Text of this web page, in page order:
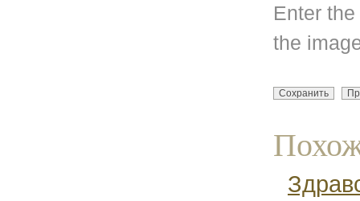
Enter
the